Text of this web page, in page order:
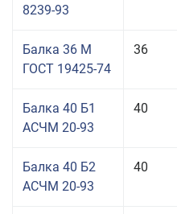
8239-93
Балка 36 М
ГОСТ 19425-74
36
Балка 40 Б1
АСЧМ 20-93
40
Балка 40 Б2
АСЧМ 20-93
40